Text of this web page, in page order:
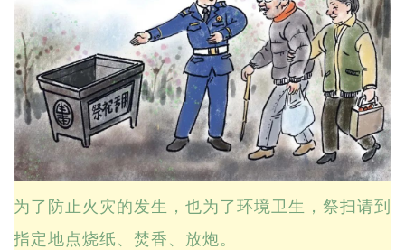
为了防止火灾的发生，也为了环境卫生，祭扫请到
指定地点烧纸、焚香、放炮。